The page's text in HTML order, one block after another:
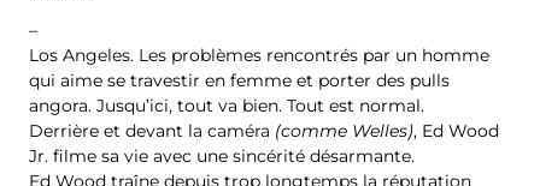
–
Los Angeles. Les problèmes rencontrés par un homme
qui aime se travestir en femme et porter des pulls
angora. Jusqu’ici, tout va bien. Tout est normal.
Derrière et devant la caméra (comme Welles), Ed Wood
Jr. filme sa vie avec une sincérité désarmante.
Ed Wood traîne depuis trop longtemps la réputation